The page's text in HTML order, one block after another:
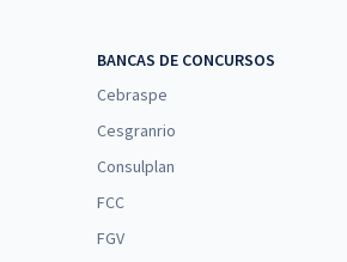
BANCAS DE CONCURSOS
Cebraspe
Cesgranrio
Consulplan
FCC
FGV